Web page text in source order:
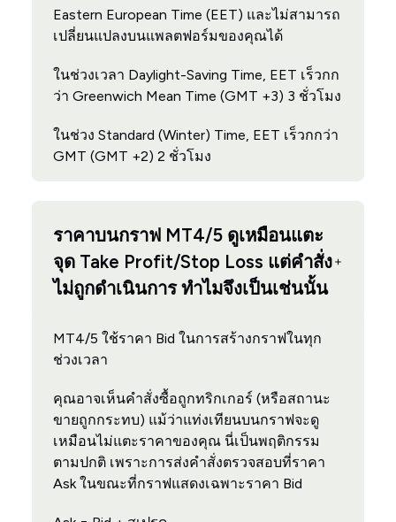
Eastern European Time (EET) และไม่สามารถ
เปลี่ยนแปลงบนแพลตฟอร์มของคุณได้
ในช่วงเวลา Daylight-Saving Time, EET เร็วกก
ว่า Greenwich Mean Time (GMT +3) 3 ชั่วโมง
ในช่วง Standard (Winter) Time, EET เร็วกกว่า
GMT (GMT +2) 2 ชั่วโมง
ราคาบนกราฟ MT4/5 ดูเหมือนแตะ
จุด Take Profit/Stop Loss แต่คำสั่ง
ไม่ถูกดำเนินการ ทำไมจึงเป็นเช่นนั้น
MT4/5 ใช้ราคา Bid ในการสร้างกราฟในทุก
ช่วงเวลา
คุณอาจเห็นคำสั่งซื้อถูกทริกเกอร์ (หรือสถานะ
ขายถูกกระทบ) แม้ว่าแท่งเทียนบนกราฟจะดู
เหมือนไม่แตะราคาของคุณ นี่เป็นพฤติกรรม
ตามปกติ เพราะการส่งคำสั่งตรวจสอบที่ราคา
Ask ในขณะที่กราฟแสดงเฉพาะราคา Bid